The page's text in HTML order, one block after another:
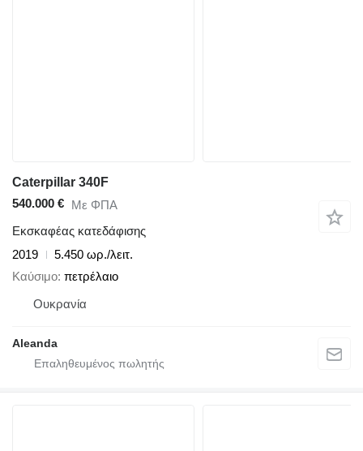
Caterpillar 340F
540.000 € Με ΦΠΑ
Εκσκαφέας κατεδάφισης
2019
5.450 ωρ./λειτ.
Καύσιμο πετρέλαιο
Ουκρανία
Aleanda